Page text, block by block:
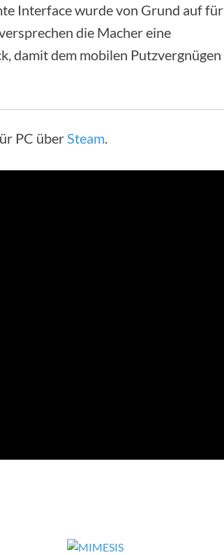
Interface wurde von Grund auf für
die Macher eine
damit dem mobilen Putzvergnügen
PC über Steam